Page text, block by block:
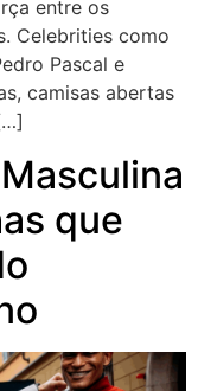
entre os
Celebrities como
Pascal e
camisas abertas
que